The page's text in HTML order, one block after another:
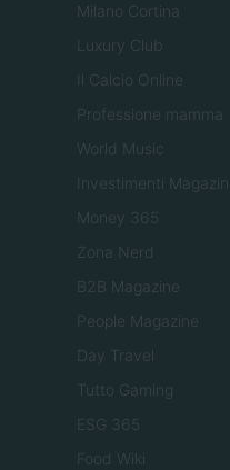
Milano Cortina
Luxury Club
Il Calcio Online
Professione mamma
World Music
Investimenti Magazine
Money 365
Zona Nerd
B2B Magazine
People Magazine
Day Travel
Tutto Gaming
ESG 365
Food Wiki